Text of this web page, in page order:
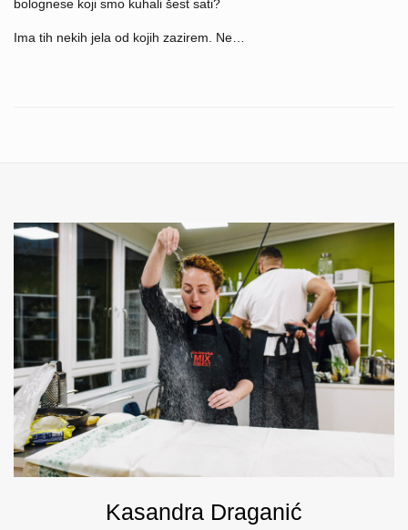
bolognese koji smo kuhali šest sati?
Ima tih nekih jela od kojih zazirem. Ne…
Kasandra Draganić